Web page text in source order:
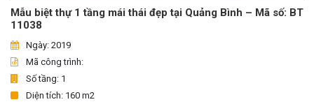
Mẫu biệt thự 1 tầng mái thái đẹp tại Quảng Bình – Mã số: BT
11038
Ngày: 2019
Mã công trình:
Số tầng: 1
Diện tích: 160 m2